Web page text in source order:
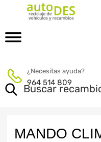
¿Necesitas ayuda?
964 514 809
MANDO